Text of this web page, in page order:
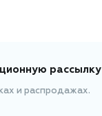
рассылку
и распродажах.